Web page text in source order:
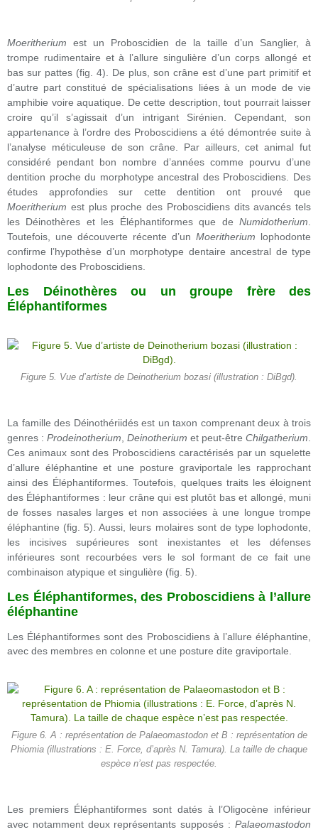
Moeritherium est un Proboscidien de la taille d’un Sanglier, à
trompe rudimentaire et à l’allure singulière d’un corps allongé et
bas sur pattes (fig. 4). De plus, son crâne est d’une part primitif et
d’autre part constitué de spécialisations liées à un mode de vie
amphibie voire aquatique. De cette description, tout pourrait laisser
croire qu’il s’agissait d’un intrigant Sirénien. Cependant, son
appartenance à l’ordre des Proboscidiens a été démontrée suite à
l’analyse méticuleuse de son crâne. Par ailleurs, cet animal fut
considéré pendant bon nombre d’années comme pourvu d’une
dentition proche du morphotype ancestral des Proboscidiens. Des
études approfondies sur cette dentition ont prouvé que
Moeritherium est plus proche des Proboscidiens dits avancés tels
les Déinothères et les Éléphantiformes que de Numidotherium
Toutefois, une découverte récente d’un Moeritherium lophodonte
confirme l’hypothèse d’un morphotype dentaire ancestral de type
lophodonte des Proboscidiens.
Les Déinothères ou un groupe frère des
Éléphantiformes
Figure 5. Vue d’artiste de Deinotherium bozasi (illustration : DiBgd).
La famille des Déinothériidés est un taxon comprenant deux à trois
genres : Prodeinotherium Deinotherium et peut-être Chilgatherium
Ces animaux sont des Proboscidiens caractérisés par un squelette
d’allure éléphantine et une posture graviportale les rapprochant
ainsi des Éléphantiformes. Toutefois, quelques traits les éloignent
des Éléphantiformes : leur crâne qui est plutôt bas et allongé, muni
de fosses nasales larges et non associées à une longue trompe
éléphantine (fig. 5). Aussi, leurs molaires sont de type lophodonte,
les incisives supérieures sont inexistantes et les défenses
inférieures sont recourbées vers le sol formant de ce fait une
combinaison atypique et singulière (fig. 5).
Les Éléphantiformes, des Proboscidiens à l’allure
éléphantine
Les Éléphantiformes sont des Proboscidiens à l’allure éléphantine,
avec des membres en colonne et une posture dite graviportale.
Figure 6. A : représentation de Palaeomastodon et B : représentation de
Phiomia (illustrations : E. Force, d’après N. Tamura). La taille de chaque
espèce n’est pas respectée.
Les premiers Éléphantiformes sont datés à l’Oligocène inférieur
avec notamment deux représentants supposés : Palaeomastodon